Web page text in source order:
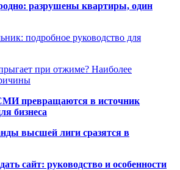
разрушены квартиры, один
подробное руководство для
при отжиме? Наиболее
превращаются в источник
бизнеса
высшей лиги сразятся в
сайт: руководство и особенности